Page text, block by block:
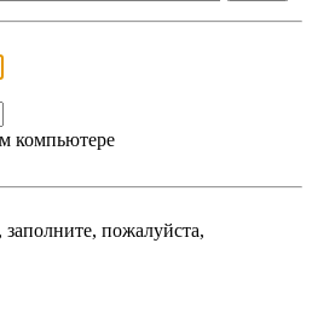
компьютере
пожалуйста,